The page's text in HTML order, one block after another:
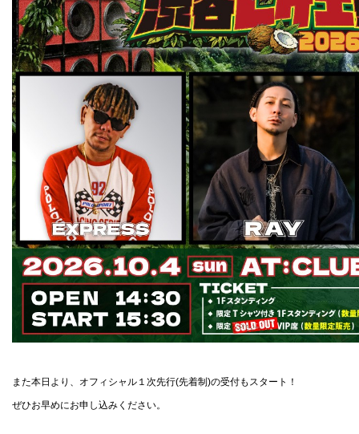
また本日より、オフィシャル１次先行(先着制)の受付もスタート！
ぜひお早めにお申し込みください。